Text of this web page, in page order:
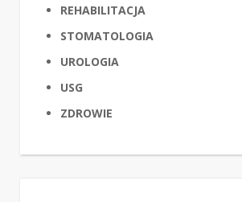
REHABILITACJA
STOMATOLOGIA
UROLOGIA
USG
ZDROWIE